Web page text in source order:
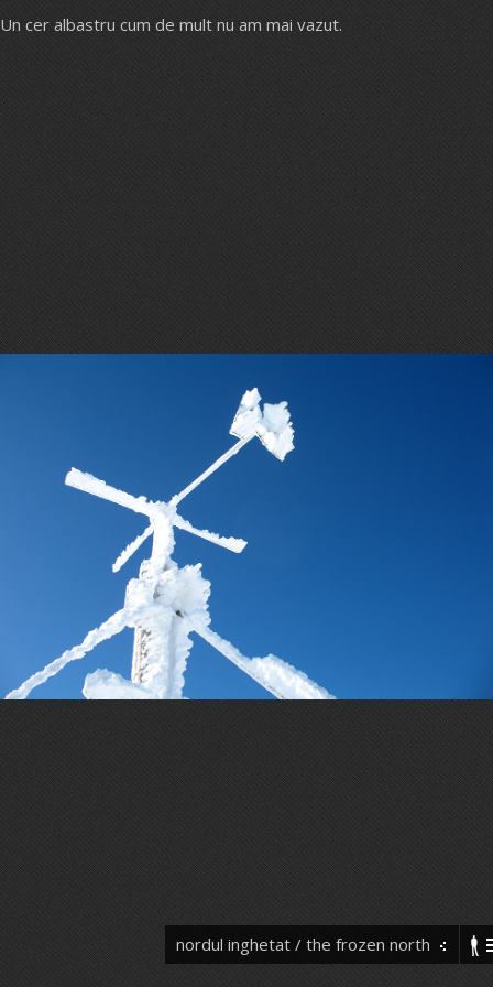
nordul inghetat / the frozen north
Un cer albastru cum de mult nu am mai vazut.